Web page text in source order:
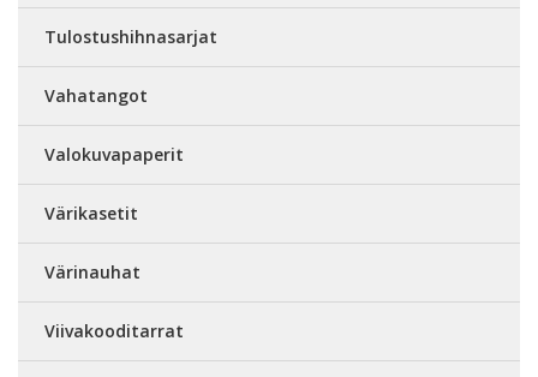
Tulostushihnasarjat
Vahatangot
Valokuvapaperit
Värikasetit
Värinauhat
Viivakooditarrat